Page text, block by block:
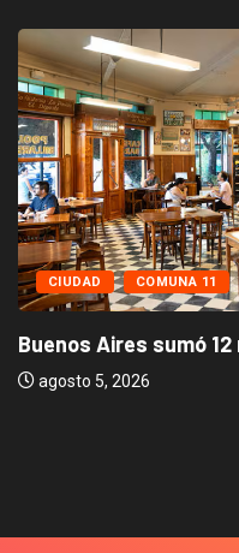
CIUDAD COMUNA 11
Buenos Aires sumó
agosto 5, 2026